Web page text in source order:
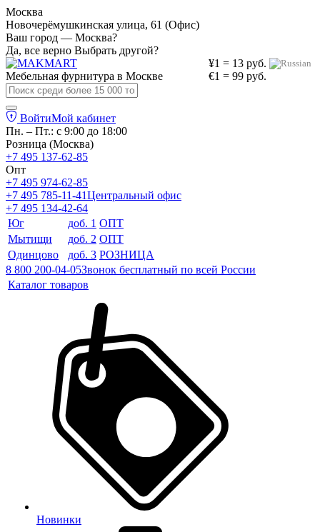
Москва
Новочерёмушкинская улица, 61 (Офис)
Ваш город — Москва?
Да, все верно Выбрать другой?
¥1 = 13 руб.
€1 = 99 руб.
Мебельная фурнитура в Москве
ВойтиМой кабинет
Пн. – Пт.: с 9:00 до 18:00
Розница (Москва)
+7 495 137-62-85
Опт
+7 495 974-62-85
+7 495 785-11-41Центральный офис
+7 495 134-42-64
Юг
доб. 1 ОПТ
Мытищи
доб. 2 ОПТ
Одинцово
доб. 3 РОЗНИЦА
8 800 200-04-05Звонок бесплатный по всей России
Каталог товаров
Новинки